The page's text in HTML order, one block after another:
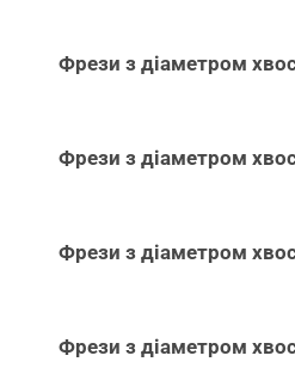
Фрези з діаметром
Фрези з діаметром
Фрези з діаметром
Фрези з діаметром